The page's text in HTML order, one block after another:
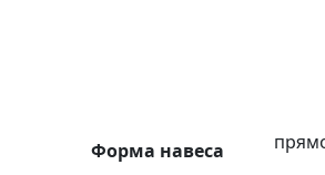
Форма навеса